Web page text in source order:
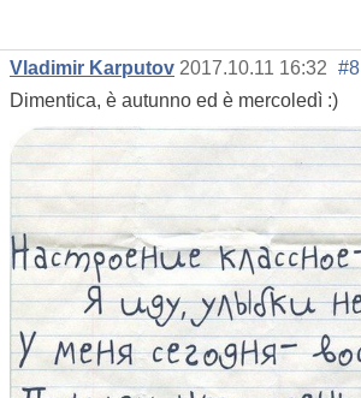
Vladimir Karputov 2017.10.11 16:32 #8
Dimentica, è autunno ed è mercoledì :)